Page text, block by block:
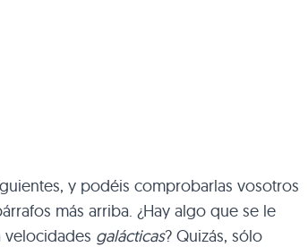
y podéis comprobarlas vosotros
más arriba. ¿Hay algo que se le
velocidades galácticas? Quizás, sólo